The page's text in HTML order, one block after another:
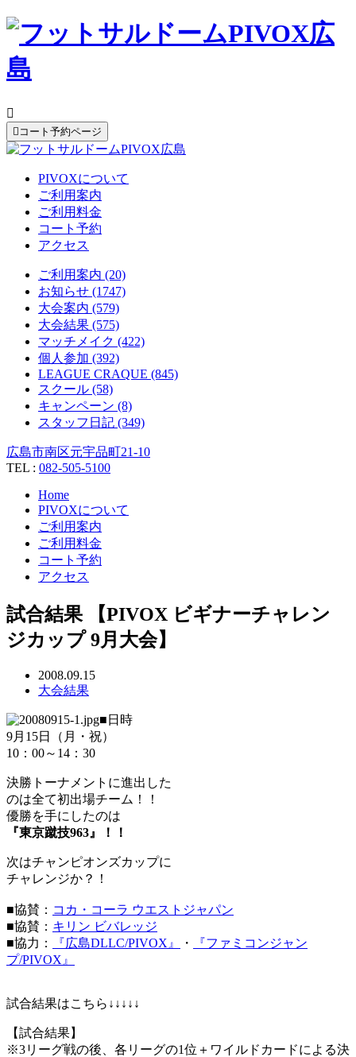

 コート予約ページ
PIVOXについて
ご利用案内
ご利用料金
コート予約
アクセス
ご利用案内 (20)
お知らせ (1747)
大会案内 (579)
大会結果 (575)
マッチメイク (422)
個人参加 (392)
LEAGUE CRAQUE (845)
スクール (58)
キャンペーン (8)
スタッフ日記 (349)
広島市南区元宇品町21-10
TEL : 082-505-5100
Home
PIVOXについて
ご利用案内
ご利用料金
コート予約
アクセス
試合結果 【PIVOX ビギナーチャレン
ジカップ 9月大会】
2008.09.15
大会結果
■日時
9月15日（月・祝）
10：00～14：30
決勝トーナメントに進出した
のは全て初出場チーム！！
優勝を手にしたのは
『東京蹴技963』！！
次はチャンピオンズカップに
チャレンジか？！
■協賛： コカ・コーラ ウエストジャパン
■協賛： キリン ビバレッジ
■協力：
『広島DLLC/PIVOX』 ・
『ファミコンジャン
プ/PIVOX』
試合結果はこちら↓↓↓↓↓
【試合結果】
※3リーグ戦の後、各リーグの1位＋ワイルドカードによる決